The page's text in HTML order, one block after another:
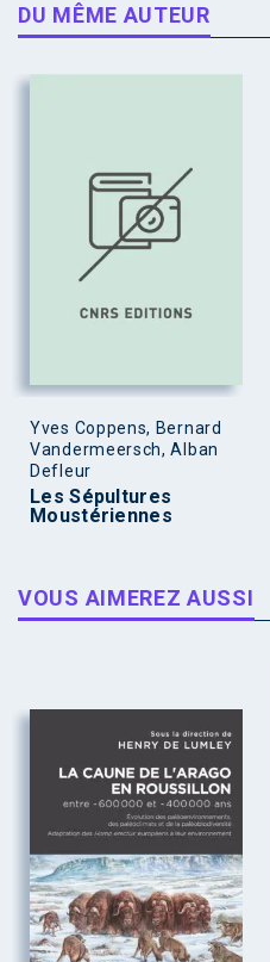
DU MÊME AUTEUR
Yves Coppens, Bernard
Vandermeersch, Alban
Defleur
Les Sépultures
Moustériennes
VOUS AIMEREZ AUSSI